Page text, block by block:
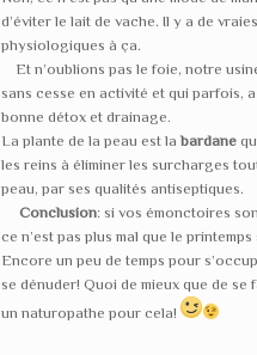
d’éviter le lait de vache. Il y a de
physiologiques à ça.
Et n’oublions pas le foie, notre
sans cesse en activité et qui parfois, a
bonne détox et drainage.
La plante de la peau est labardane
les reins à éliminer les surcharges
peau, par ses qualités antiseptiques.
Conclusion: si vos émonctoires
ce n’est pas plus mal que le
Encore un peu de temps pour
se dénuder! Quoi de mieux que de
un naturopathe pour cela!